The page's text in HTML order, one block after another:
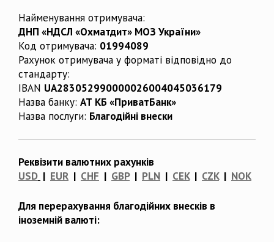
Найменування отримувача:
ДНП «НДСЛ «Охматдит» МОЗ України»
Код отримувача: 01994089
Рахунок отримувача у форматі відповідно до
стандарту:
IBAN UA283052990000026004045036179
Назва банку: АТ КБ «ПриватБанк»
Назва послуги: Благодійні внески
Реквізити валютних рахунків
USD | EUR | CHF | GBP| PLN | CEK| CZK| NOK
Для перерахування благодійних внесків в
іноземній валюті: